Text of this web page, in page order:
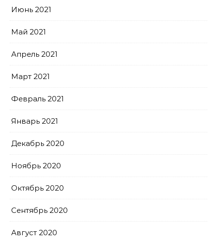
Июнь 2021
Май 2021
Апрель 2021
Март 2021
Февраль 2021
Январь 2021
Декабрь 2020
Ноябрь 2020
Октябрь 2020
Сентябрь 2020
Август 2020